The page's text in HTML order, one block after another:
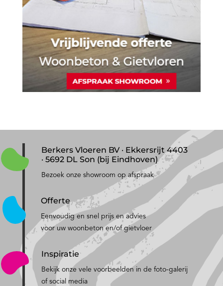
Berkers Vloeren BV · Ekkersrijt 4403
· 5692 DL Son (bij Eindhoven)
Bezoek onze showroom op afspraak
Offerte
Eenvoudig en snel prijs en advies
voor uw woonbeton en/of gietvloer
Inspiratie
Bekijk onze vele voorbeelden in de foto-galerij
of social media